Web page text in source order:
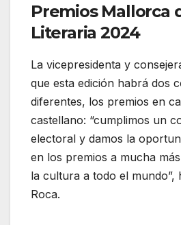
Premios Mallorca
Literaria 2024
La vicepresidenta y
que esta edición habrá dos
diferentes, los premios en
castellano: “cumplimos un
electoral y damos la
en los premios a mucha
la cultura a todo el mundo”,
Roca.